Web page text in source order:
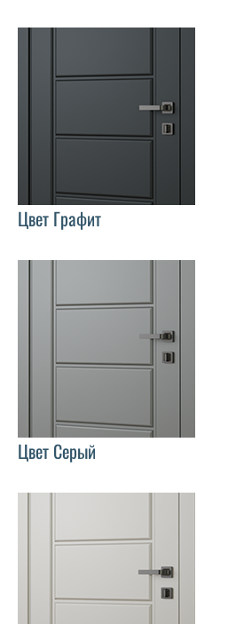
Цвет Графит
Цвет Серый